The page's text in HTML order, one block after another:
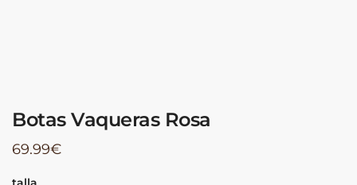
Botas Vaqueras Rosa
69.99€